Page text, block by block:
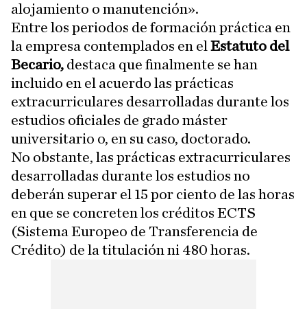
alojamiento o manutención».
Entre los periodos de formación práctica en
la empresa contemplados en el Estatuto del
Becario, destaca que finalmente se han
incluido en el acuerdo las prácticas
extracurriculares desarrolladas durante los
estudios oficiales de grado máster
universitario o, en su caso, doctorado.
No obstante, las prácticas extracurriculares
desarrolladas durante los estudios no
deberán superar el 15 por ciento de las horas
en que se concreten los créditos ECTS
(Sistema Europeo de Transferencia de
Crédito) de la titulación ni 480 horas.